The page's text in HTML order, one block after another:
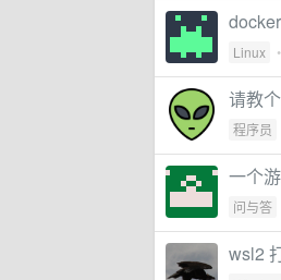
Linux •
请教
程序员
一个
问与答
wsl2